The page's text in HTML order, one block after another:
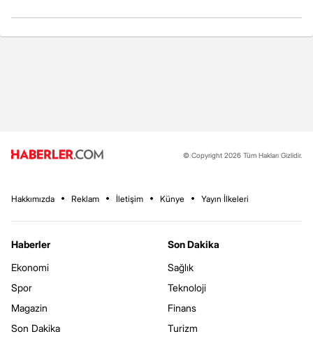
© Copyright 2026 Tüm Hakları Gizlidir.
Hakkımızda Reklam İletişim Künye Yayın İlkeleri
Haberler
Ekonomi
Spor
Magazin
Son Dakika
Son Dakika
Sağlık
Teknoloji
Finans
Turizm